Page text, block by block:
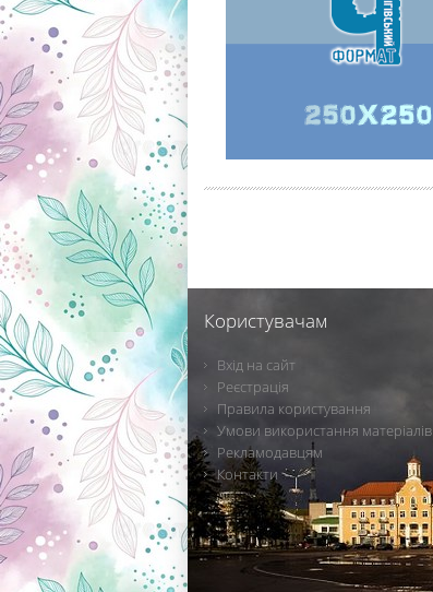
Користувачам
Вхід на сайт
Реєстрація
Правила користування
Умови використання матеріалів
Рекламодавцям
Контакти